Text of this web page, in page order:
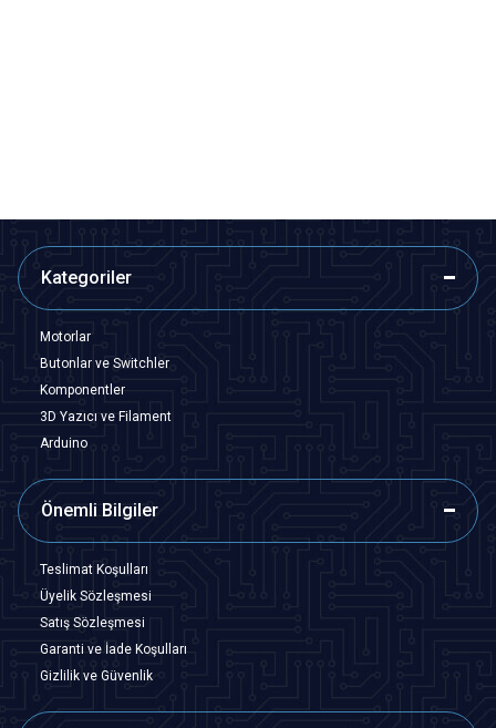
Kategoriler
Motorlar
Butonlar ve Switchler
Komponentler
3D Yazıcı ve Filament
Arduino
Önemli Bilgiler
Teslimat Koşulları
Üyelik Sözleşmesi
Satış Sözleşmesi
Garanti ve İade Koşulları
Gizlilik ve Güvenlik